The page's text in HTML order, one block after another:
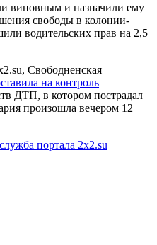
виновным и назначили ему
свободы в колонии-
водительских прав на 2,5
Свободненская
на контроль
ДТП, в котором пострадал
произошла вечером 12
портала 2x2.su